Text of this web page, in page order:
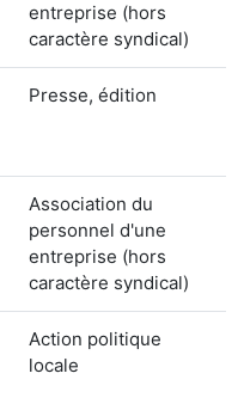
entreprise (hors
caractère syndical)
Presse, édition
Association du
personnel d'une
entreprise (hors
caractère syndical)
Action politique
locale